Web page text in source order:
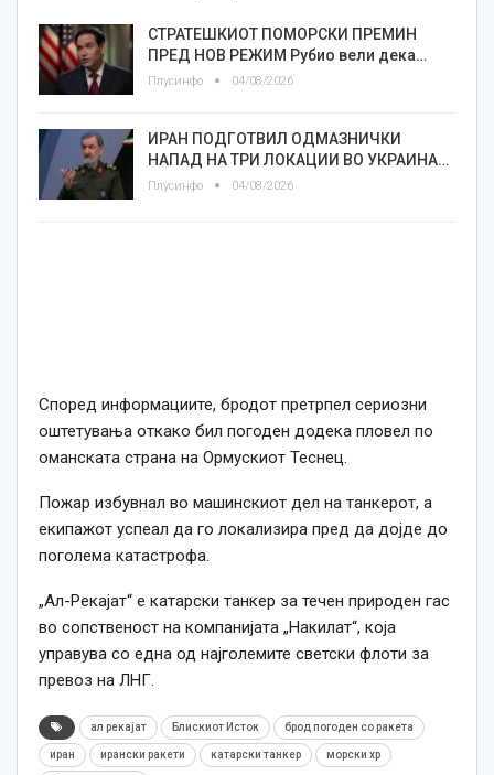
СТРАТЕШКИОТ ПОМОРСКИ ПРЕМИН
ПРЕД НОВ РЕЖИМ Рубио вели дека…
Плусинфо 04/08/2026
ИРАН ПОДГОТВИЛ ОДМАЗНИЧКИ
НАПАД НА ТРИ ЛОКАЦИИ ВО УКРАИНА…
Плусинфо 04/08/2026
Според информациите, бродот претрпел сериозни
оштетувања откако бил погоден додека пловел по
оманската страна на Ормускиот Теснец.
Пожар избувнал во машинскиот дел на танкерот, а
екипажот успеал да го локализира пред да дојде до
поголема катастрофа.
„Ал-Рекајат“ е катарски танкер за течен природен гас
во сопственост на компанијата „Накилат“, која
управува со една од најголемите светски флоти за
превоз на ЛНГ.
ал рекајат Блискиот Исток брод погоден со ракета
иран ирански ракети катарски танкер морски хр